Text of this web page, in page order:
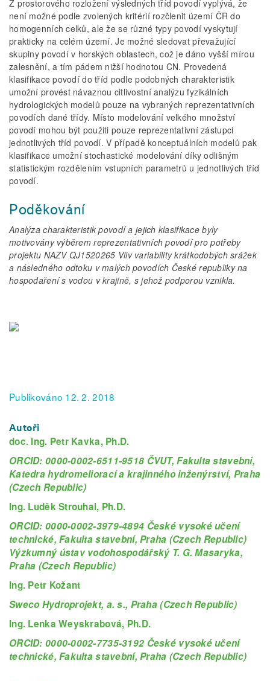
Z prostorového rozložení výsledných tříd povodí vyplývá, že
není možné podle zvolených kritérií rozčlenit území ČR do
homogenních celků, ale že se různé typy povodí vyskytují
prakticky na celém území. Je možné sledovat převažující
skupiny povodí v horských oblastech, což je dáno vyšší mírou
zalesnění, a tím pádem nižší hodnotou CN. Provedená
klasifikace povodí do tříd podle podobných charakteristik
umožní provést návaznou citlivostní analýzu fyzikálních
hydrologických modelů pouze na vybraných reprezentativních
povodích dané třídy. Místo modelování velkého množství
povodí mohou být použiti pouze reprezentativní zástupci
jednotlivých tříd povodí. V případě konceptuálních modelů pak
klasifikace umožní stochastické modelování díky odlišným
statistickým rozdělením vstupních parametrů u jednotlivých tříd
povodí.
Poděkování
Analýza charakteristik povodí a jejich klasifikace byly
motivovány výběrem reprezentativních povodí pro potřeby
projektu NAZV QJ1520265 Vliv variability krátkodobých srážek
a následného odtoku v malých povodích České republiky na
hospodaření s vodou v krajině, s jehož podporou vznikla.
Publikováno 12. 2. 2018
Autoři
doc. Ing. Petr Kavka, Ph.D.
ORCID: 0000-0002-6511-9518 ČVUT, Fakulta stavební,
Katedra hydromeliorací a krajinného inženýrství, Praha
(Czech Republic)
Ing. Luděk Strouhal, Ph.D.
ORCID: 0000-0002-3979-4894 České vysoké učení
technické, Fakulta stavební, Praha (Czech Republic)
Výzkumný ústav vodohospodářský T. G. Masaryka,
Praha (Czech Republic)
Ing. Petr Kožant
Sweco Hydroprojekt, a. s., Praha (Czech Republic)
Ing. Lenka Weyskrabová, Ph.D.
ORCID: 0000-0002-7735-3192 České vysoké učení
technické, Fakulta stavební, Praha (Czech Republic)